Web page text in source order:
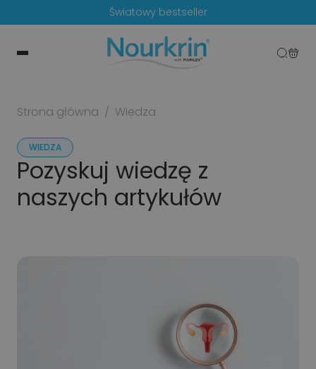
Światowy bestseller
Strona główna / Wiedza
WIEDZA
Pozyskuj wiedzę z
naszych artykułów